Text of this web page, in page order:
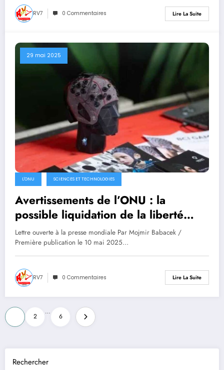
RV7 0 Commentaires Lire La Suite
29 mai 2025
L'ONU SCIENCES ET TECHNOLOGIES
Avertissements de l’ONU : la
possible liquidation de la liberté
humaine et de la démocratie
instrumentée par les
neurotechnologies
Lettre ouverte à la presse mondiale Par Mojmir Babacek /
Première publication le 10 mai 2025…
RV7 0 Commentaires Lire La Suite
Pagination
des
publications
2
…
6
Rechercher